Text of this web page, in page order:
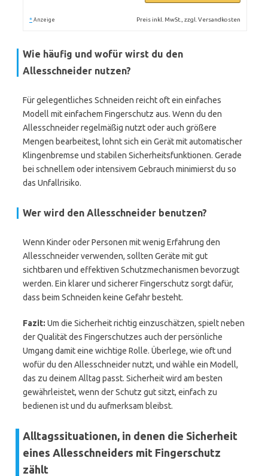
* Anzeige Preis inkl. MwSt., zzgl. Versandkosten
Wie häufig und wofür wirst du den
Allesschneider nutzen?
Für gelegentliches Schneiden reicht oft ein einfaches
Modell mit einfachem Fingerschutz aus. Wenn du den
Allesschneider regelmäßig nutzt oder auch größere
Mengen bearbeitest, lohnt sich ein Gerät mit automatischer
Klingenbremse und stabilen Sicherheitsfunktionen. Gerade
bei schnellem oder intensivem Gebrauch minimierst du so
das Unfallrisiko.
Wer wird den Allesschneider benutzen?
Wenn Kinder oder Personen mit wenig Erfahrung den
Allesschneider verwenden, sollten Geräte mit gut
sichtbaren und effektiven Schutzmechanismen bevorzugt
werden. Ein klarer und sicherer Fingerschutz sorgt dafür,
dass beim Schneiden keine Gefahr besteht.
Fazit: Um die Sicherheit richtig einzuschätzen, spielt neben
der Qualität des Fingerschutzes auch der persönliche
Umgang damit eine wichtige Rolle. Überlege, wie oft und
wofür du den Allesschneider nutzt, und wähle ein Modell,
das zu deinem Alltag passt. Sicherheit wird am besten
gewährleistet, wenn der Schutz gut sitzt, einfach zu
bedienen ist und du aufmerksam bleibst.
Alltagssituationen, in denen die Sicherheit
eines Allesschneiders mit Fingerschutz
zählt